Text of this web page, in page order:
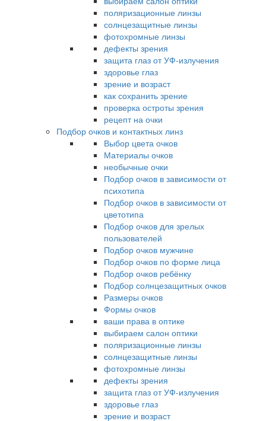
поляризационные линзы
солнцезащитные линзы
фотохромные линзы
дефекты зрения
защита глаз от УФ-излучения
здоровье глаз
зрение и возраст
как сохранить зрение
проверка остроты зрения
рецепт на очки
Подбор очков и контактных линз
Выбор цвета очков
Материалы очков
необычные очки
Подбор очков в зависимости от
психотипа
Подбор очков в зависимости от
цветотипа
Подбор очков для зрелых
пользователей
Подбор очков мужчине
Подбор очков по форме лица
Подбор очков ребёнку
Подбор солнцезащитных очков
Размеры очков
Формы очков
ваши права в оптике
выбираем салон оптики
поляризационные линзы
солнцезащитные линзы
фотохромные линзы
дефекты зрения
защита глаз от УФ-излучения
здоровье глаз
зрение и возраст